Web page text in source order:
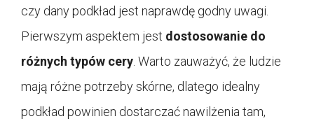
czy dany podkład jest naprawdę godny uwagi.
Pierwszym aspektem jest dostosowanie do
różnych typów cery . Warto zauważyć, że ludzie
mają różne potrzeby skórne, dlatego idealny
podkład powinien dostarczać nawilżenia tam,